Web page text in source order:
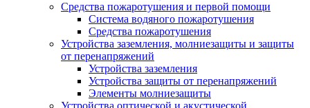
Средства пожаротушения и первой помощи
Система водяного пожаротушения
Средства пожаротушения
Устройства заземления, молниезащиты и защиты
от перенапряжений
Устройства заземления
Устройства защиты от перенапряжений
Элементы молниезащиты
Устройства оптической и акустической